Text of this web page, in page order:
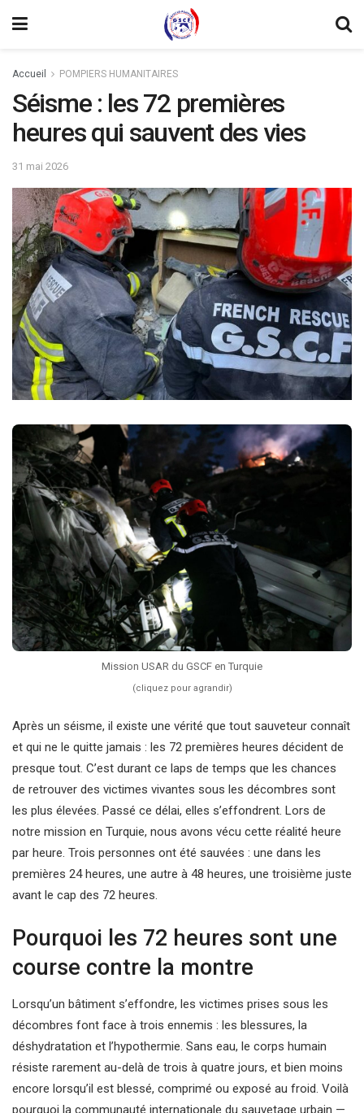
Accueil POMPIERS HUMANITAIRES
Séisme : les 72 premières
heures qui sauvent des vies
31 mai 2026
Mission USAR du GSCF en Turquie
(cliquez pour agrandir)
Après un séisme, il existe une vérité que tout sauveteur connaît
et qui ne le quitte jamais : les 72 premières heures décident de
presque tout. C’est durant ce laps de temps que les chances
de retrouver des victimes vivantes sous les décombres sont
les plus élevées. Passé ce délai, elles s’effondrent. Lors de
notre mission en Turquie, nous avons vécu cette réalité heure
par heure. Trois personnes ont été sauvées : une dans les
premières 24 heures, une autre à 48 heures, une troisième juste
avant le cap des 72 heures.
Pourquoi les 72 heures sont une
course contre la montre
Lorsqu’un bâtiment s’effondre, les victimes prises sous les
décombres font face à trois ennemis : les blessures, la
déshydratation et l’hypothermie. Sans eau, le corps humain
résiste rarement au-delà de trois à quatre jours, et bien moins
encore lorsqu’il est blessé, comprimé ou exposé au froid. Voilà
pourquoi la communauté internationale du sauvetage urbain —